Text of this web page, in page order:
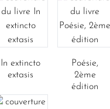
In extincto
extasis
Poésie,
2ème
édition